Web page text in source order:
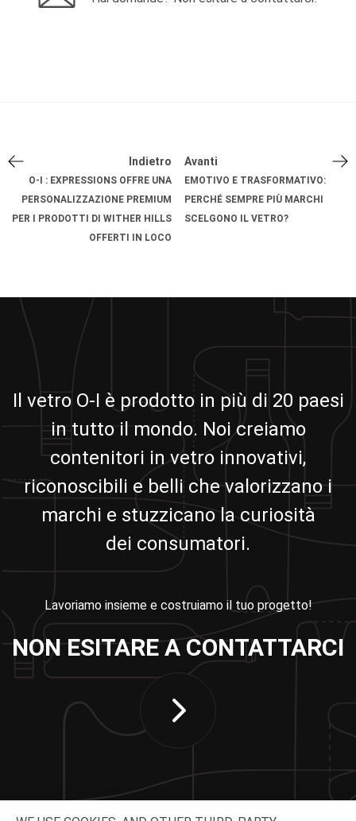
Indietro
O-I : EXPRESSIONS OFFRE UNA
PERSONALIZZAZIONE PREMIUM
PER I PRODOTTI DI WITHER HILLS
OFFERTI IN LOCO
Avanti
EMOTIVO E TRASFORMATIVO:
PERCHÉ SEMPRE PIÙ MARCHI
SCELGONO IL VETRO?
Il vetro O-I è prodotto in più di 20 paesi
in tutto il mondo. Noi creiamo
contenitori in vetro innovativi,
riconoscibili e belli che valorizzano i
marchi e stuzzicano la curiosità
dei consumatori.
Lavoriamo insieme e costruiamo il tuo progetto!
NON ESITARE A CONTATTARCI